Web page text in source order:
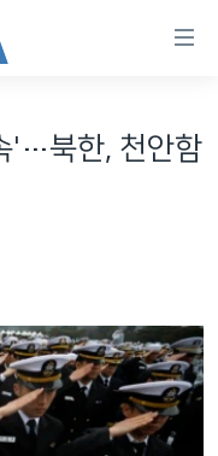
'…북한, 천안함